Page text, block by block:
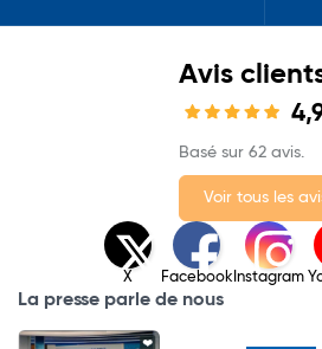
Avis
Basé sur 62 avis.
Voir tous les
X Facebook Instagram
La presse parle de nous